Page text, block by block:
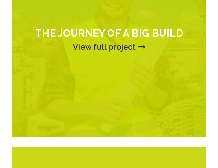
THE JOURNEY OF A BIG BUILD
View full project